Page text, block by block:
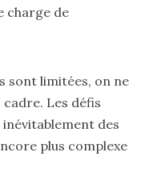
charge de
sont limitées, on ne
Les défis
des
plus complexe